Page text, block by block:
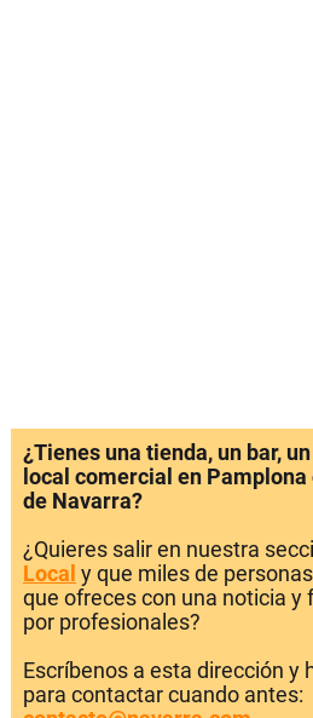
¿Tienes una tienda, un bar,
local comercial en
de Navarra?
¿Quieres salir en nuestra
Local y que miles de
que ofreces con una noticia y
por profesionales?
Escríbenos a esta dirección y
para contactar cuando antes: